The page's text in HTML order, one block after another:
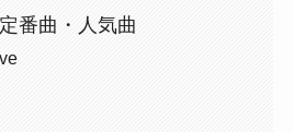
番曲・人気曲